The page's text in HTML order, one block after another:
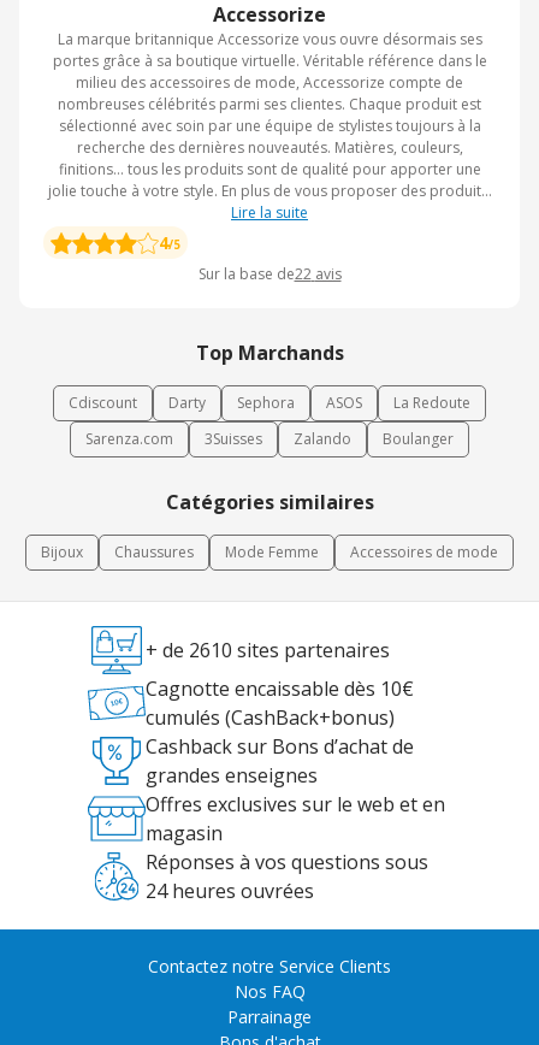
Accessorize
La marque britannique Accessorize vous ouvre désormais ses
portes grâce à sa boutique virtuelle. Véritable référence dans le
milieu des accessoires de mode, Accessorize compte de
nombreuses célébrités parmi ses clientes. Chaque produit est
sélectionné avec soin par une équipe de stylistes toujours à la
recherche des dernières nouveautés. Matières, couleurs,
finitions... tous les produits sont de qualité pour apporter une
jolie touche à votre style. En plus de vous proposer des produits,
le site vous fait découvrir les dernières tendances à travers des
reportages photos. Vous trouverez également une ligne d'articles
dédiés aux enfants sur laquelle vous allez forcément craquer.
Lire la suite
4/5
Sur la base de22 avis
Top Marchands
Cdiscount Darty Sephora ASOS
La Redoute
Sarenza.com
3Suisses Zalando Boulanger
Catégories similaires
Bijoux Chaussures Mode Femme Accessoires de mode
+ de 2610 sites partenaires
Cagnotte encaissable dès 10€
cumulés (CashBack+bonus)
Cashback sur Bons d’achat de
grandes enseignes
Offres exclusives sur le web et en
magasin
Réponses à vos questions sous
24 heures ouvrées
Contactez notre Service Clients
Nos FAQ
Parrainage